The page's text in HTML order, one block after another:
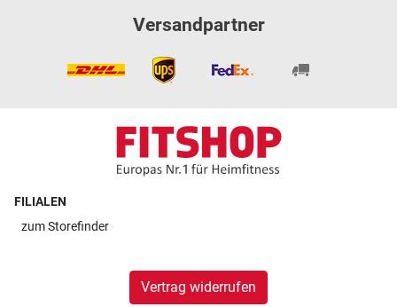
Versandpartner
FILIALEN
zumStorefinder
Vertrag widerrufen